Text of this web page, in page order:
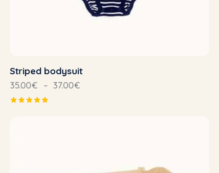
Striped bodysuit
35.00€ – 37.00€